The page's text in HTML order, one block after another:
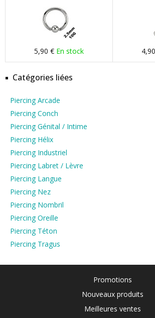
5,90 € En stock
Catégories liées
Piercing Arcade
Piercing Conch
Piercing Génital / Intime
Piercing Hélix
Piercing Industriel
Piercing Labret / Lèvre
Piercing Langue
Piercing Nez
Piercing Nombril
Piercing Oreille
Piercing Téton
Piercing Tragus
Promotions
Nouveaux produits
Meilleures ventes